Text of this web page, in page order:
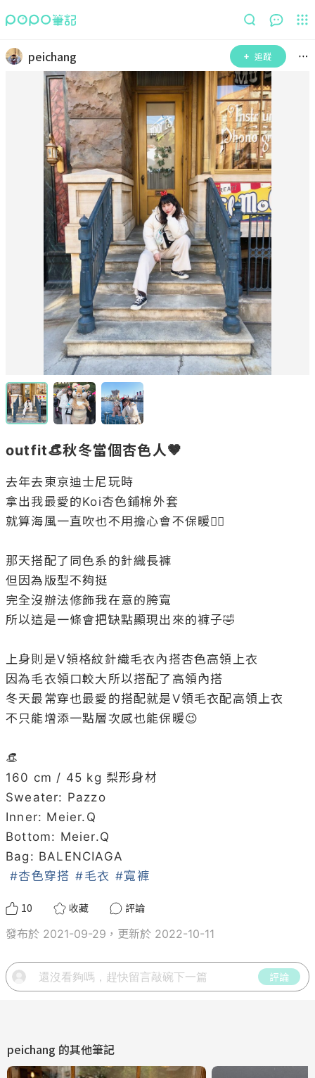
peichang 追蹤
outfit👒秋冬當個杏色人🤎
去年去東京迪士尼玩時
拿出我最愛的Koi杏色鋪棉外套
就算海風一直吹也不用擔心會不保暖👌🏻
那天搭配了同色系的針織長褲
但因為版型不夠挺
完全沒辦法修飾我在意的胯寬
所以這是一條會把缺點顯現出來的褲子🤣
上身則是V領格紋針織毛衣內搭杏色高領上衣
因為毛衣領口較大所以搭配了高領內搭
冬天最常穿也最愛的搭配就是V領毛衣配高領上衣
不只能增添一點層次感也能保暖😉
👒
160 cm / 45 kg 梨形身材
Sweater: Pazzo
Inner: Meier.Q
Bottom: Meier.Q
Bag: BALENCIAGA
#杏色穿搭 #毛衣 #寬褲
10 收藏
評論
發布於 2021-09-29，更新於 2022-10-11
評論
peichang 的其他筆記